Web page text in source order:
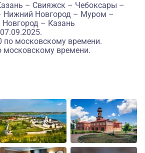
– Свияжск – Чебоксары –
Нижний Новгород – Муром –
– Казань
по московскому времени.
московскому времени.